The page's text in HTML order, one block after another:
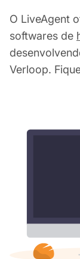
O LiveAgent
softwares de
Verloop.